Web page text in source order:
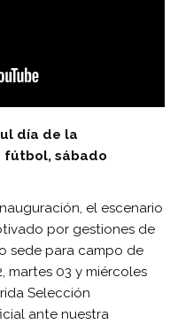
día de la
fútbol, sábado
el escenario
por gestiones de
sede para campo de
martes 03 y miércoles
Selección
ante nuestra